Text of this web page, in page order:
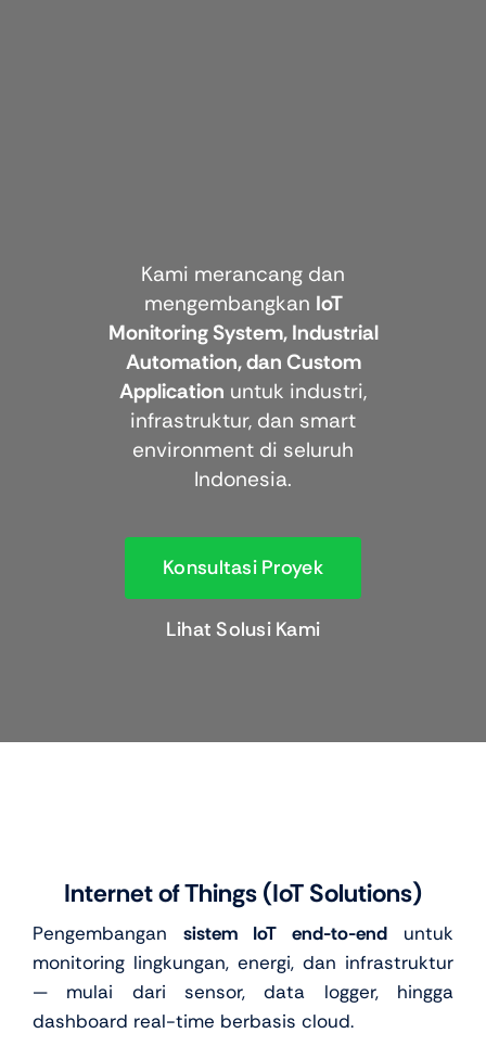
Kami merancang dan
mengembangkan IoT
Monitoring System, Industrial
Automation, dan Custom
Application untuk industri,
infrastruktur, dan smart
environment di seluruh
Indonesia.
Konsultasi Proyek
Lihat Solusi Kami
Internet of Things (IoT Solutions)
Pengembangan sistem IoT end-to-end untuk
monitoring lingkungan, energi, dan infrastruktur
— mulai dari sensor, data logger, hingga
dashboard real-time berbasis cloud.